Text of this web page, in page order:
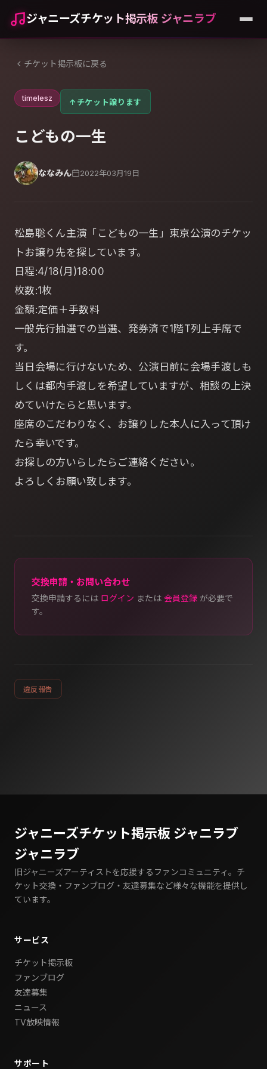
ジャニーズチケット掲示板 ジャニラブ
チケット掲示板に戻る
timelesz ↑ チケット譲ります
こどもの一生
ななみん 2022年03月19日
松島聡くん主演「こどもの一生」東京公演のチケッ
トお譲り先を探しています。
日程:4/18(月)18:00
枚数:1枚
金額:定価＋手数料
一般先行抽選での当選、発券済で1階T列上手席で
す。
当日会場に行けないため、公演日前に会場手渡しも
しくは都内手渡しを希望していますが、相談の上決
めていけたらと思います。
座席のこだわりなく、お譲りした本人に入って頂け
たら幸いです。
お探しの方いらしたらご連絡ください。
よろしくお願い致します。
交換申請・お問い合わせ
交換申請するには ログイン または 会員登録 が必要で
す。
違反報告
ジャニーズチケット掲示板 ジャニラブ
ジャニラブ
旧ジャニーズアーティストを応援するファンコミュニティ。チ
ケット交換・ファンブログ・友達募集など様々な機能を提供し
ています。
サービス
チケット掲示板
ファンブログ
友達募集
ニュース
TV放映情報
サポート